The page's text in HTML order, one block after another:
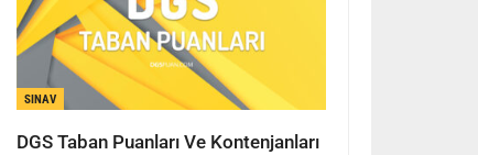
SINAV
DGS Taban Puanları Ve Kontenjanları